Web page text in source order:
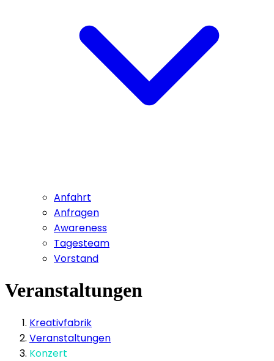
Anfahrt
Anfragen
Awareness
Tagesteam
Vorstand
Veranstaltungen
Kreativfabrik
Veranstaltungen
Konzert